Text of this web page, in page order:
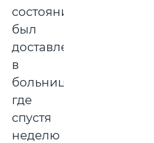
состоянии
был
доставлен
в
больницу,
где
спустя
неделю